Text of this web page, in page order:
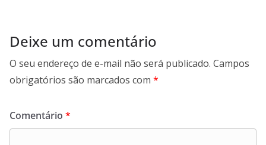
Deixe um comentário
O seu endereço de e-mail não será publicado. Campos
obrigatórios são marcados com *
Comentário *